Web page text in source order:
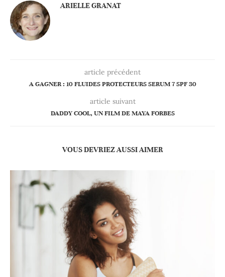
ARIELLE GRANAT
article précédent
A GAGNER : 10 FLUIDES PROTECTEURS SERUM 7 SPF 30
article suivant
DADDY COOL, UN FILM DE MAYA FORBES
VOUS DEVRIEZ AUSSI AIMER